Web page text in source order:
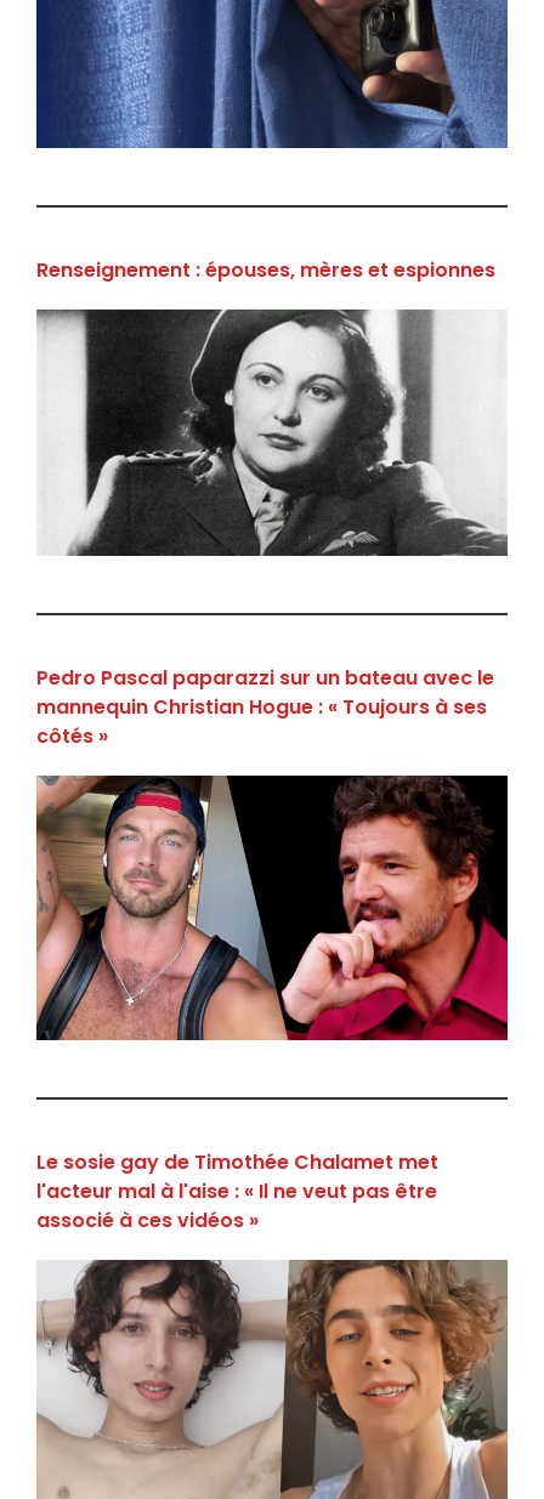
Renseignement : épouses, mères et espionnes
Pedro Pascal paparazzi sur un bateau avec le
mannequin Christian Hogue : « Toujours à ses
côtés »
Le sosie gay de Timothée Chalamet met
l'acteur mal à l'aise : « Il ne veut pas être
associé à ces vidéos »